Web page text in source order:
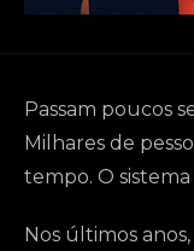
Passam poucos
Milhares de
tempo. O
Nos últimos